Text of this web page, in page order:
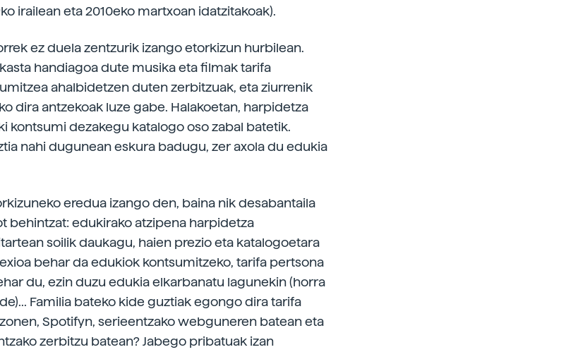
irailean eta 2010eko martxoan idatzitakoak).
ez duela zentzurik izango etorkizun hurbilean.
handiagoa dute musika eta filmak tarifa
ahalbidetzen duten zerbitzuak, eta ziurrenik
dira antzekoak luze gabe. Halakoetan, harpidetza
kontsumi dezakegu katalogo oso zabal batetik.
nahi dugunean eskura badugu, zer axola du edukia
eredua izango den, baina nik desabantaila
behintzat: edukirako atzipena harpidetza
soilik daukagu, haien prezio eta katalogoetara
behar da edukiok kontsumitzeko, tarifa pertsona
du, ezin duzu edukia elkarbanatu lagunekin (horra
Familia bateko kide guztiak egongo dira tarifa
Spotifyn, serieentzako webguneren batean eta
zerbitzu batean? Jabego pribatuak izan